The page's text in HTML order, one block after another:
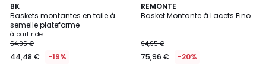
BK
Baskets montantes en toile à
semelle plateforme
à partir de
54,95 €
44,48 € -19%
1
/
5
2
Couleurs
REMONTE
Basket Montante à Lacets Fino
94,95 €
75,96 € -20%